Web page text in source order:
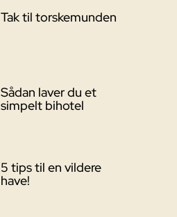
Tak til torskemunden
Sådan laver du et
simpelt bihotel
5 tips til en vildere
have!